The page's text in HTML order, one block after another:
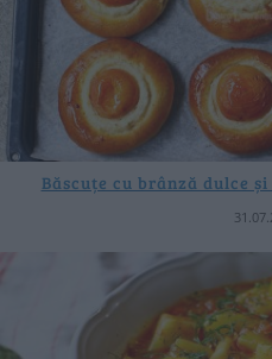
Băscuțe cu brânză dulce